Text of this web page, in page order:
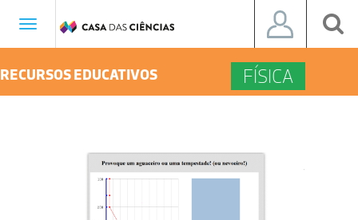
Toggle
RECURSOS EDUCATIVOS FÍSICA